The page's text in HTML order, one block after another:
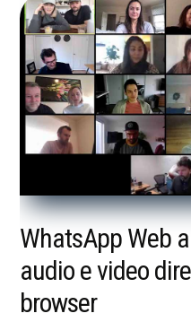
WhatsApp Web
audio e video
browser